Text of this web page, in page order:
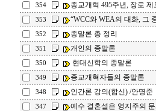
354 종교개혁 495주년, 장로
353 “WCC와 WEA의 대화, 그
352 종말론 총 정리
351 개인의 종말론
350 현대신학의 종말론
349 종교개혁자들의 종말론
348 인간론 강의(합신) /안명준
347 예수 결혼설은 영지주의